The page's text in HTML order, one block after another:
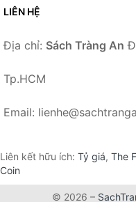
LIÊN HỆ
Địa chỉ: Sách Tràng An
Tp.HCM
Email:
Liên kết hữu ích: Tỷ giá, The
Coin
© 2026 –